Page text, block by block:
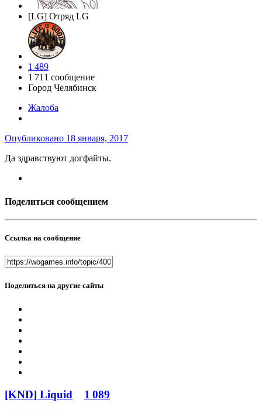
[LG] Отряд LG
1 489
1 711 сообщение
Город Челябинск
Жалоба
Опубликовано 18 января, 2017
Да здравствуют догфайты.
Поделиться сообщением
Ссылка на сообщение
Поделиться на другие сайты
[KND] Liquid 1 089